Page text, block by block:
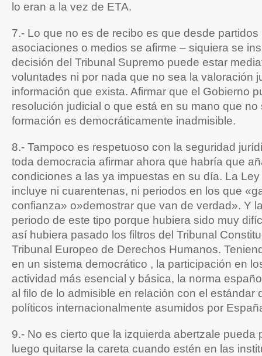
lo eran a la vez de ETA.
7.- Lo que no es de recibo es que desde partidos
asociaciones o medios se afirme – siquiera se
decisión del Tribunal Supremo puede estar
voluntades ni por nada que no sea la valoración
información que exista. Afirmar que el Gobierno
resolución judicial o que está en su mano que no
formación es democráticamente inadmisible.
8.- Tampoco es respetuoso con la seguridad
toda democracia afirmar ahora que habría que
condiciones a las ya impuestas en su día. La
incluye ni cuarentenas, ni periodos en los que
confianza» o»demostrar que van de verdad». Y
periodo de este tipo porque hubiera sido muy
así hubiera pasado los filtros del Tribunal
Tribunal Europeo de Derechos Humanos.
en un sistema democrático , la participación en
actividad más esencial y básica, la norma
al filo de lo admisible en relación con el estándar
políticos internacionalmente asumidos por
9.- No es cierto que la izquierda abertzale pueda
luego quitarse la careta cuando estén en las